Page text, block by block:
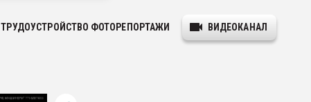
ТРУДОУСТРОЙСТВО ФОТОРЕПОРТАЖИ ВИДЕОКАНАЛ